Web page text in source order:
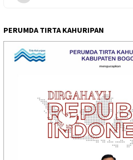
PERUMDA TIRTA KAHURIPAN